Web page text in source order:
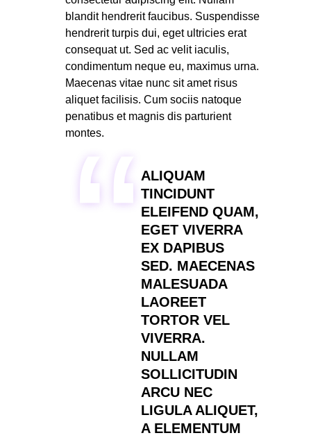
blandit hendrerit faucibus. Suspendisse
hendrerit turpis dui, eget ultricies erat
consequat ut. Sed ac velit iaculis,
condimentum neque eu, maximus urna.
Maecenas vitae nunc sit amet risus
aliquet facilisis. Cum sociis natoque
penatibus et magnis dis parturient
montes.
ALIQUAM
TINCIDUNT
ELEIFEND QUAM,
EGET VIVERRA
EX DAPIBUS
SED. MAECENAS
MALESUADA
LAOREET
TORTOR VEL
VIVERRA.
NULLAM
SOLLICITUDIN
ARCU NEC
LIGULA ALIQUET,
A ELEMENTUM